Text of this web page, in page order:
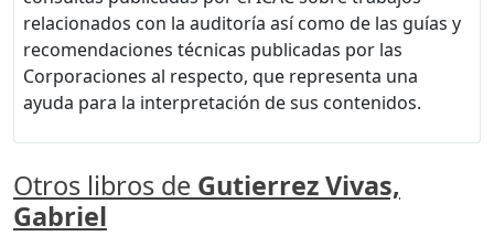
relacionados con la auditoría así como de las guías y
recomendaciones técnicas publicadas por las
Corporaciones al respecto, que representa una
ayuda para la interpretación de sus contenidos.
Otros libros de Gutierrez Vivas,
Gabriel